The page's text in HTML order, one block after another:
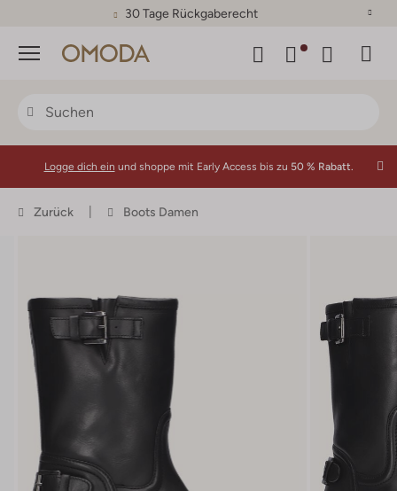
30 Tage Rückgaberecht
Menü
Logge dich ein und shoppe mit Early Access bis zu 50 % Rabatt.
Zurück Boots Damen